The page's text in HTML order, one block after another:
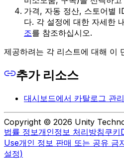
가격, 자동 정산, 스토어별
다. 각 설정에 대한 자세한
조를 참조하십시오.
제공하려는 각 리스트에 대해 이
추가 리소스
대시보드에서 카탈로그 관리
Copyright © 2026 Unity
법률 정보개인정보 처리방침쿠키
Use개인 정보 판매 또는 공유 금
설정)